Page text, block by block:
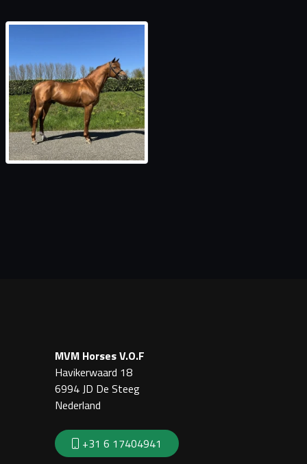
MVM Horses V.O.F
Havikerwaard 18
6994 JD De Steeg
Nederland
+31 6 17404941